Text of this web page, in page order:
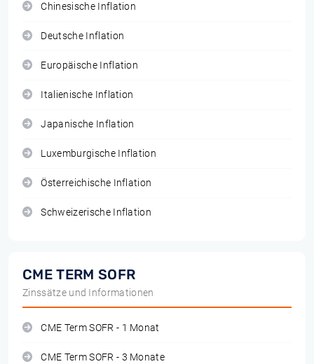
Chinesische Inflation
Deutsche Inflation
Europäische Inflation
Italienische Inflation
Japanische Inflation
Luxemburgische Inflation
Österreichische Inflation
Schweizerische Inflation
CME TERM SOFR
Zinssätze und Informationen
CME Term SOFR - 1 Monat
CME Term SOFR - 3 Monate